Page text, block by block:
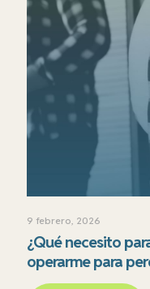
9 febrero, 2026
¿Qué necesito
operarme para